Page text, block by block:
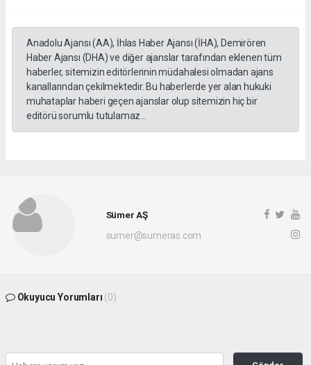
Anadolu Ajansı (AA), İhlas Haber Ajansı (İHA), Demirören
Haber Ajansı (DHA) ve diğer ajanslar tarafından eklenen tüm
haberler, sitemizin editörlerinin müdahalesi olmadan ajans
kanallarından çekilmektedir. Bu haberlerde yer alan hukuki
muhataplar haberi geçen ajanslar olup sitemizin hiç bir
editörü sorumlu tutulamaz...
Sümer AŞ
sumer@sumeras.com
Okuyucu Yorumları (0)